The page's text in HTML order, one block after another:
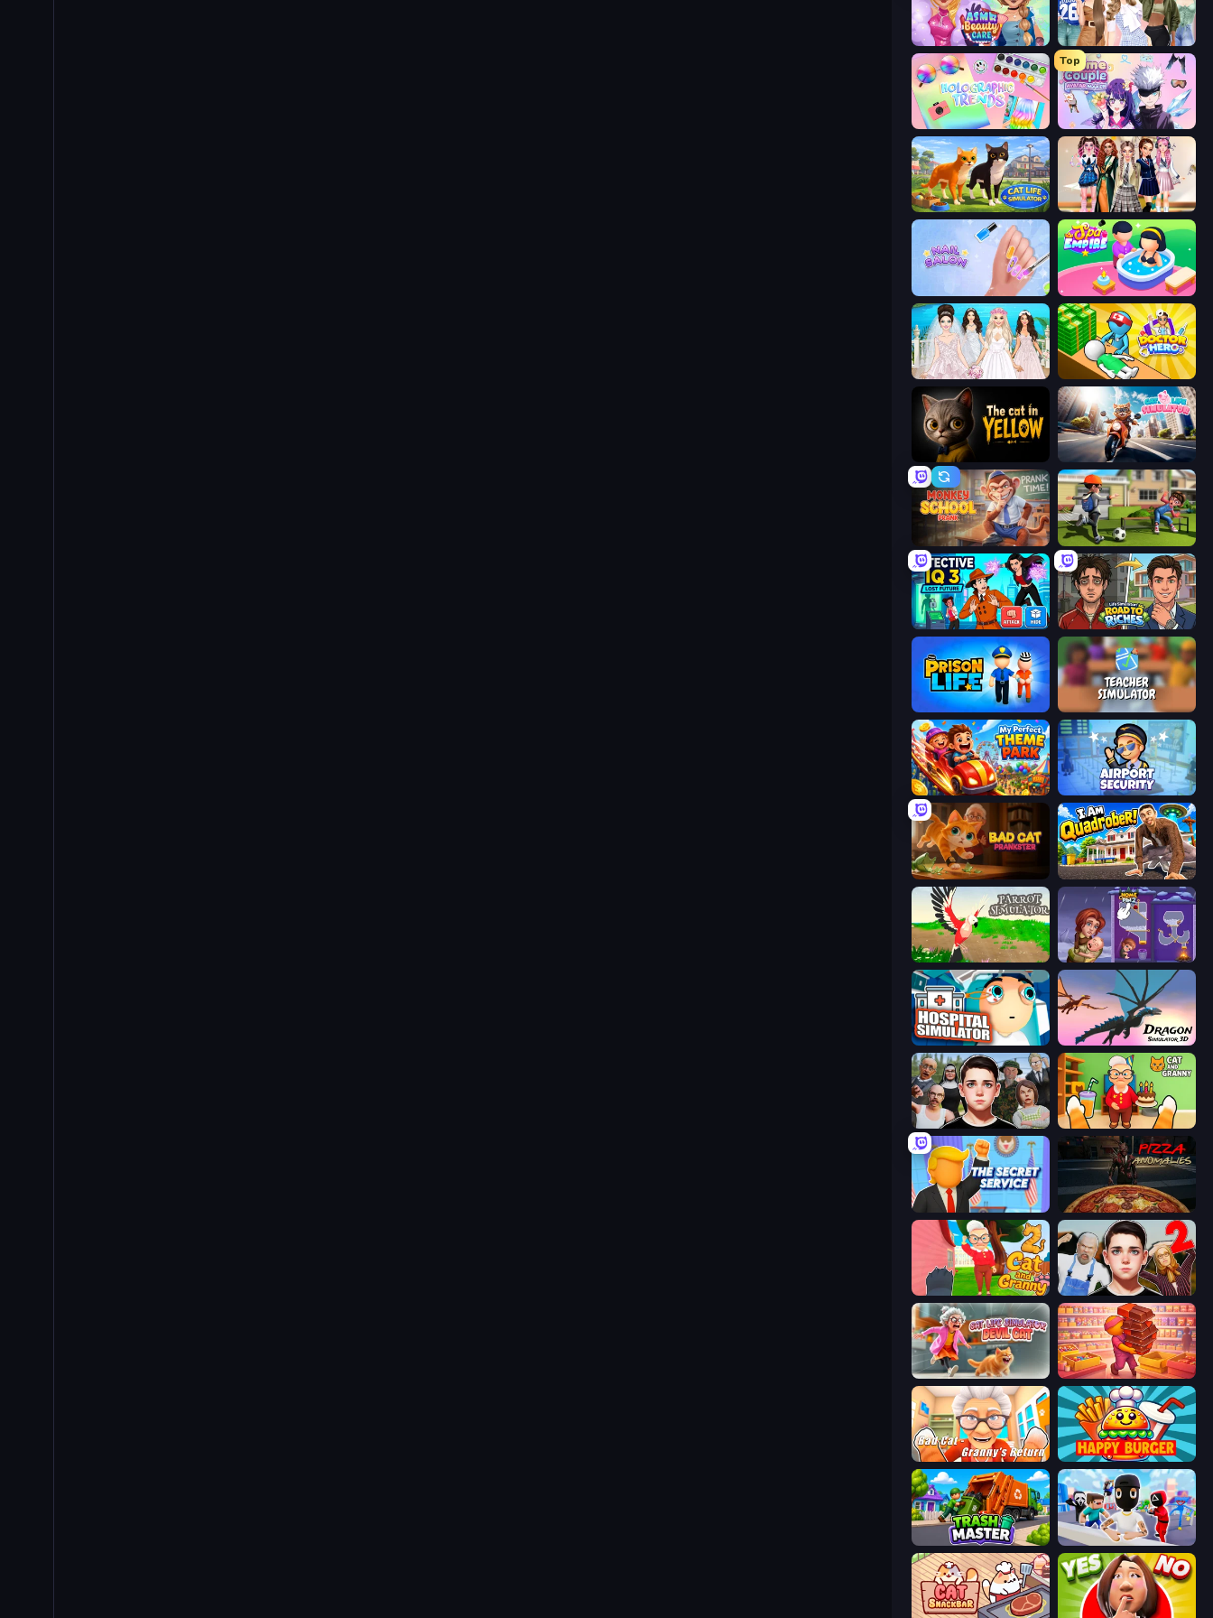
ASMR Beauty Care Fashion Week 2025
Holographic Trends
Top
Anime Couple: Avatar Maker
Cat Life Simulator 3D Back To School: Uniforms Edition
Nail Salon Spa Empire
Model Wedding Doctor Hero
The Cat in Yellow Cat Life Simulator
Monkey School Prank The Prank King
Detective IQ 3 Life Simulator: Road to Riches
Prison Life Teacher Simulator
My Perfect Theme Park Airport Security
Bad Cat Prankster I Am Quadrober!
Parrot Simulator Home Pin 2
Hospital Simulator Dragon Simulator 3D
Schoolboy Escape: Runaway Cat and Granny
The Secret Service Pizza Anomalies
Cat and Granny 2 Schoolboy Escape 2
Cat Life Simulator: Devil Cat Candy Packing Store
Bad Cat - Granny's Return Happy Burger
Trash Master